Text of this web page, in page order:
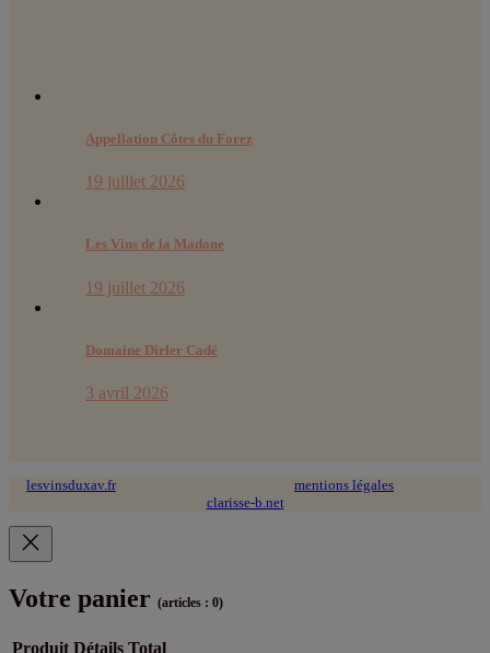
Appellation Côtes du Forez
19 juillet 2026
Les Vins de la Madone
19 juillet 2026
Domaine Dirler Cadé
3 avril 2026
lesvinsduxav.fr© 2024 tous droits réservés ~ mentions légales
clarisse-b.net
Votre panier (articles : 0)
Produit Détails Total